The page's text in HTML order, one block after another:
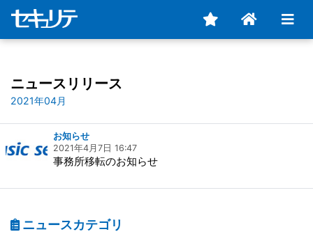
ニュースリリース
2021年04月
お知らせ
2021年4月7日 16:47
事務所移転のお知らせ
ニュースカテゴリ